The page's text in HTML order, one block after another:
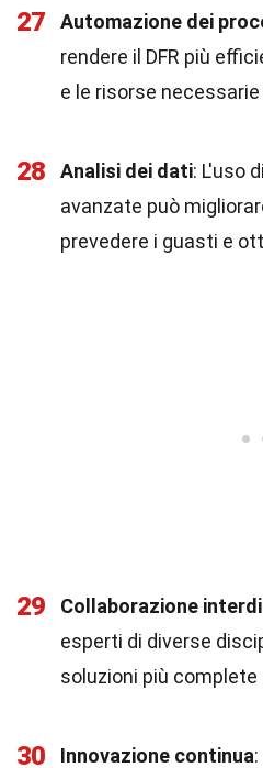
27 Automazione dei
rendere il DFR più
e le risorse
28 Analisi dei dati: L'uso
avanzate può
prevedere i guasti e
29 Collaborazione
esperti di diverse
soluzioni più complete
30 Innovazione continua